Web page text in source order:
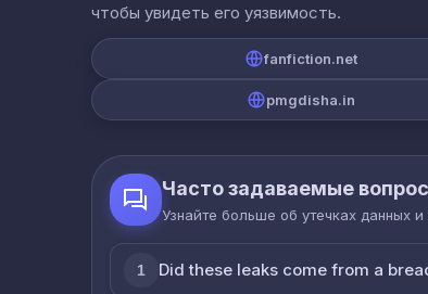
чтобы увидеть его уязвимость.
fanfiction.net
pmgdisha.in
Часто задаваемые
Узнайте больше об утечках данных
1 Did these leaks come from a